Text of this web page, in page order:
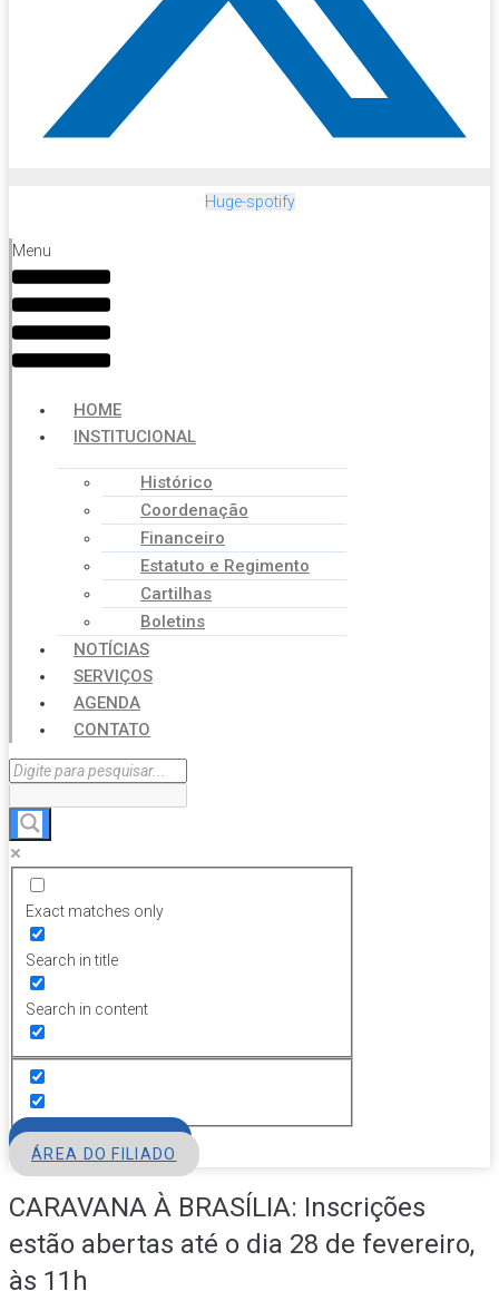
Huge-spotify
Menu
HOME
INSTITUCIONAL
Histórico
Coordenação
Financeiro
Estatuto e Regimento
Cartilhas
Boletins
NOTÍCIAS
SERVIÇOS
AGENDA
CONTATO
Exact matches only
Search in title
Search in content
ÁREA DO FILIADO
CARAVANA À BRASÍLIA: Inscrições
estão abertas até o dia 28 de fevereiro,
às 11h